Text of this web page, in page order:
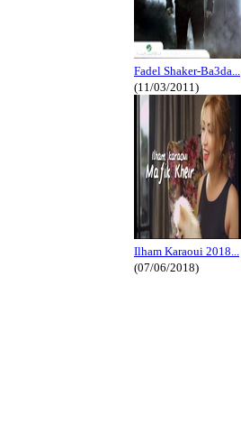
Fadel Shaker-Ba3da...
(11/03/2011)
Ilham Karaoui 2018...
(07/06/2018)